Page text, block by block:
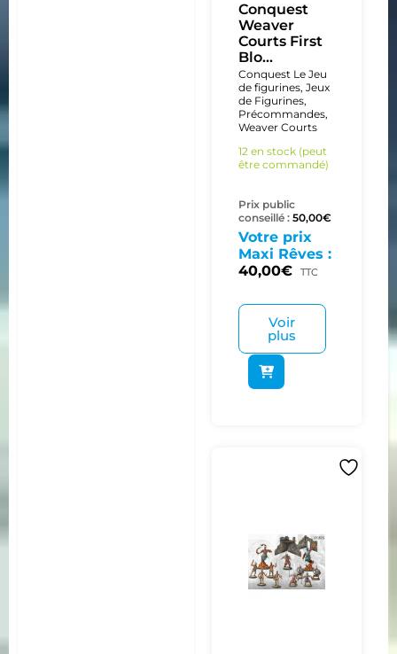
Conquest
Weaver
Courts First
Blo...
Conquest Le Jeu
de figurines, Jeux
de Figurines,
Précommandes,
Weaver Courts
12 en stock (peut
être commandé)
Prix public
conseillé : 50,00€
Votre prix
Maxi Rêves :
40,00€ TTC
Voir
plus